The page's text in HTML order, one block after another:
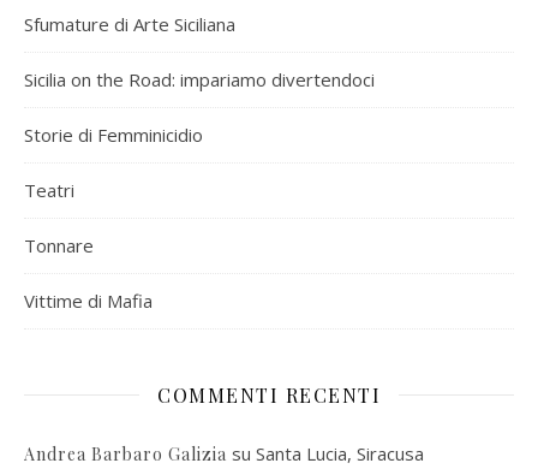
Sfumature di Arte Siciliana
Sicilia on the Road: impariamo divertendoci
Storie di Femminicidio
Teatri
Tonnare
Vittime di Mafia
COMMENTI RECENTI
Andrea Barbaro Galizia su Santa Lucia, Siracusa